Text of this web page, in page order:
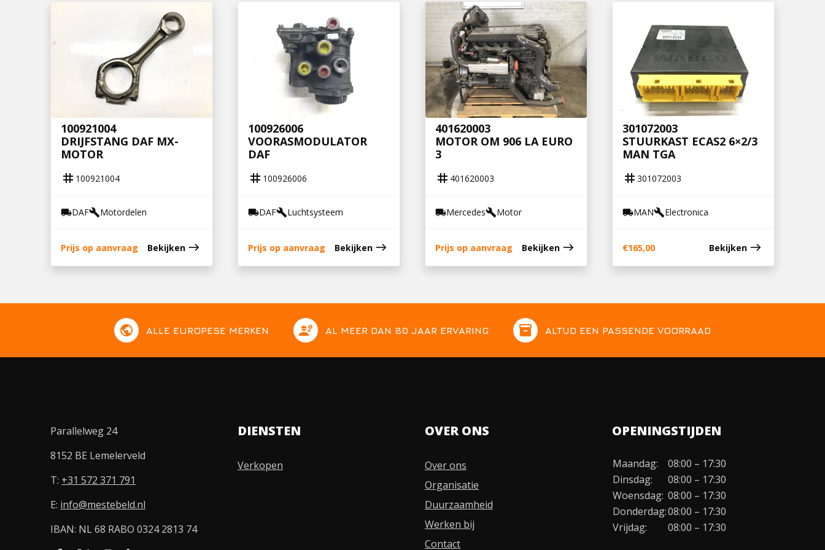
100921004
DRIJFSTANG DAF MX-
MOTOR
tag 100921004
local_shippingDAFbuildMotordelen
Prijs op aanvraag Bekijken east
100926006
VOORASMODULATOR
DAF
tag 100926006
local_shippingDAFbuildLuchtsysteem
Prijs op aanvraag Bekijken east
401620003
MOTOR OM 906 LA EURO
3
tag 401620003
local_shippingMercedesbuildMotor
Prijs op aanvraag Bekijken east
301072003
STUURKAST ECAS2 6×2/3
MAN TGA
tag 301072003
local_shippingMANbuildElectronica
€165,00 Bekijken east
public ALLE EUROPESE MERKEN engineering AL MEER DAN 80 JAAR ERVARING inventory ALTIJD EEN PASSENDE VOORRAAD
Parallelweg 24
8152 BE Lemelerveld
T: +31 572 371 791
E: info@mestebeld.nl
IBAN: NL 68 RABO 0324 2813 74
DIENSTEN
Verkopen
OVER ONS
Over ons
Organisatie
Duurzaamheid
Werken bij
Contact
OPENINGSTIJDEN
Maandag:
08:00 – 17:30
Dinsdag:
08:00 – 17:30
Woensdag: 08:00 – 17:30
Donderdag:08:00 – 17:30
Vrijdag:
08:00 – 17:30